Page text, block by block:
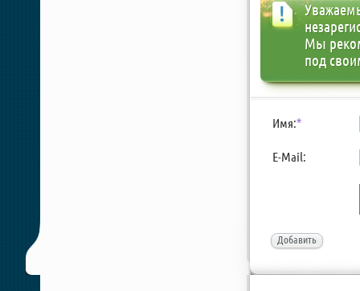
Мы
под
Имя:*
E-Mail:
Добавить